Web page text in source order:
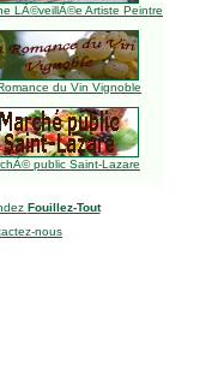
LÃ©veillÃ©e Artiste Peintre
du Vin Vignoble
public Saint-Lazare
Fouillez-Tout
nous